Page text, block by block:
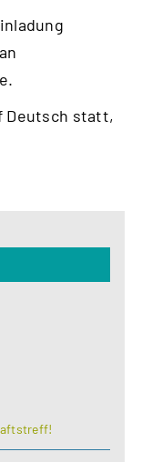
.
Deutsch statt,